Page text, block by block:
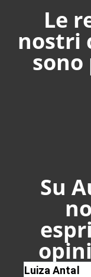
Le
nostri
Su
Luiza Antal